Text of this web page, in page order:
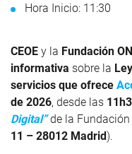
Hora Inicio: 11:30
CEOE y la Fundación
informativa sobre la
servicios que ofrece
de 2026, desde las
Digital” de la Fundación
11 – 28012 Madrid).